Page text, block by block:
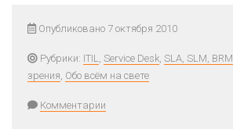
Опубликовано 7 октября 2010
Рубрики: ITIL, Service Desk, SLA, SLM, BRM
зрения, Обо всём на свете
Комментарии